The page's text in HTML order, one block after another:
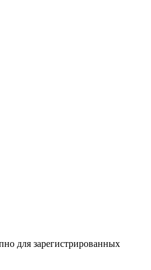
для зарегистрированных